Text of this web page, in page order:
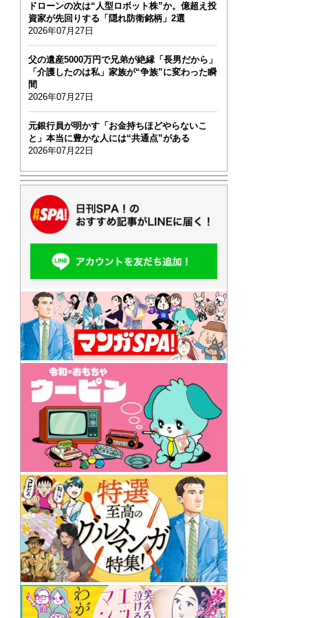
ドローンの次は“人型ロボット株”か。億超え投
資家が先回りする「隠れ防衛銘柄」2選
2026年07月27日
父の遺産5000万円で兄弟が絶縁「長男だから」
「介護したのは私」家族が“争族”に変わった瞬
間
2026年07月27日
元銀行員が明かす「お金持ちほどやらないこ
と」本当に豊かな人には“共通点”がある
2026年07月22日